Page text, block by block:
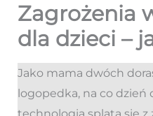
Zagrożenia
dla dzieci –
Jako mama dwóch
logopedka, na co dzień